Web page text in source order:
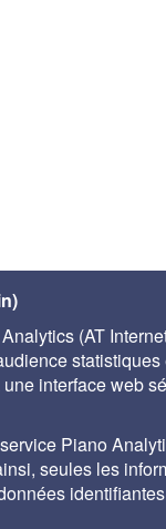
(AT
statistiques
interface web
Piano
seules les